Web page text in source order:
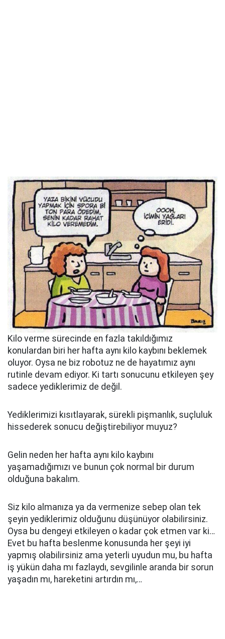
Kilo verme sürecinde en fazla takıldığımız
konulardan biri her hafta aynı kilo kaybını beklemek
oluyor. Oysa ne biz robotuz ne de hayatımız aynı
rutinle devam ediyor. Ki tartı sonucunu etkileyen şey
sadece yediklerimiz de değil.
Yediklerimizi kısıtlayarak, sürekli pişmanlık, suçluluk
hissederek sonucu değiştirebiliyor muyuz?
Gelin neden her hafta aynı kilo kaybını
yaşamadığımızı ve bunun çok normal bir durum
olduğuna bakalım.
Siz kilo almanıza ya da vermenize sebep olan tek
şeyin yediklerimiz olduğunu düşünüyor olabilirsiniz.
Oysa bu dengeyi etkileyen o kadar çok etmen var ki…
Evet bu hafta beslenme konusunda her şeyi iyi
yapmış olabilirsiniz ama yeterli uyudun mu, bu hafta
iş yükün daha mı fazlaydı, sevgilinle aranda bir sorun
yaşadın mı, hareketini artırdın mı,…